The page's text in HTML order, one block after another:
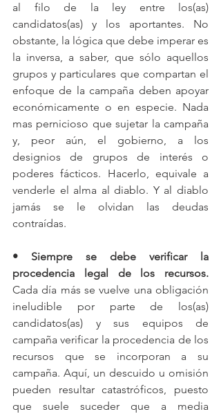
al filo de la ley entre los(as)
candidatos(as) y los aportantes. No
obstante, la lógica que debe imperar es
la inversa, a saber, que sólo aquellos
grupos y particulares que compartan el
enfoque de la campaña deben apoyar
económicamente o en especie. Nada
mas pernicioso que sujetar la campaña
y, peor aún, el gobierno, a los
designios de grupos de interés o
poderes fácticos. Hacerlo, equivale a
venderle el alma al diablo. Y al diablo
jamás se le olvidan las deudas
• Siempre se debe verificar la
Cada día más se vuelve una obligación
ineludible por parte de los(as)
candidatos(as) y sus equipos de
campaña verificar la procedencia de los
recursos que se incorporan a su
campaña. Aquí, un descuido u omisión
pueden resultar catastróficos, puesto
que suele suceder que a media